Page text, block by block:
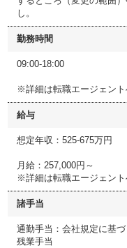
し。
勤務時間
09:00-18:00
※詳細は転職エージェント
給与
想定年収：525-675万円
月給：257,000円～
※詳細は転職エージェント
諸手当
通勤手当：会社規定に基
残業手当